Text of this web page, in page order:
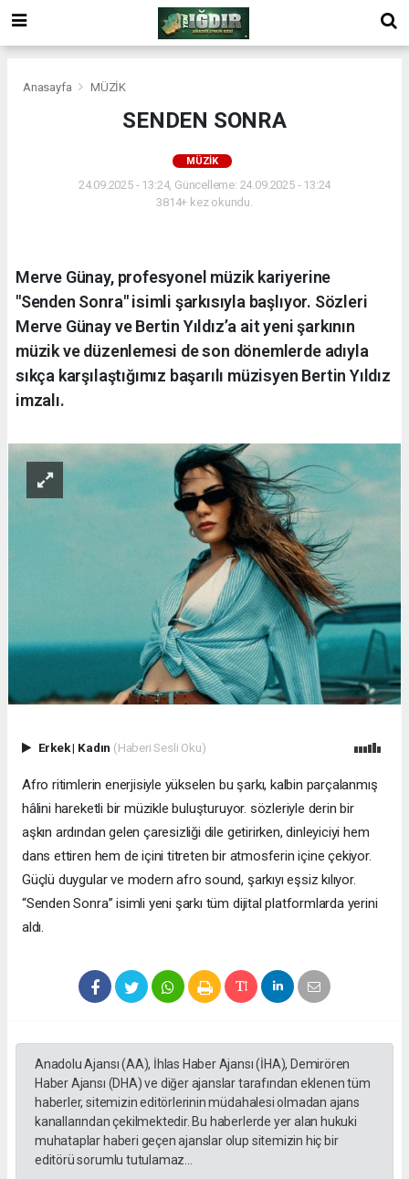
Anasayfa MÜZİK
SENDEN SONRA
MÜZİK
24.09.2025 - 13:24, Güncelleme: 24.09.2025 - 13:24
3814+ kez okundu.
Merve Günay, profesyonel müzik kariyerine
"Senden Sonra" isimli şarkısıyla başlıyor. Sözleri
Merve Günay ve Bertin Yıldız’a ait yeni şarkının
müzik ve düzenlemesi de son dönemlerde adıyla
sıkça karşılaştığımız başarılı müzisyen Bertin Yıldız
imzalı.
Erkek| Kadın (Haberi Sesli Oku)
Afro ritimlerin enerjisiyle yükselen bu şarkı, kalbin parçalanmış
hâlini hareketli bir müzikle buluşturuyor. sözleriyle derin bir
aşkın ardından gelen çaresizliği dile getirirken, dinleyiciyi hem
dans ettiren hem de içini titreten bir atmosferin içine çekiyor.
Güçlü duygular ve modern afro sound, şarkıyı eşsiz kılıyor.
“Senden Sonra” isimli yeni şarkı tüm dijital platformlarda yerini
aldı.
Anadolu Ajansı (AA), İhlas Haber Ajansı (İHA), Demirören
Haber Ajansı (DHA) ve diğer ajanslar tarafından eklenen tüm
haberler, sitemizin editörlerinin müdahalesi olmadan ajans
kanallarından çekilmektedir. Bu haberlerde yer alan hukuki
muhataplar haberi geçen ajanslar olup sitemizin hiç bir
editörü sorumlu tutulamaz...